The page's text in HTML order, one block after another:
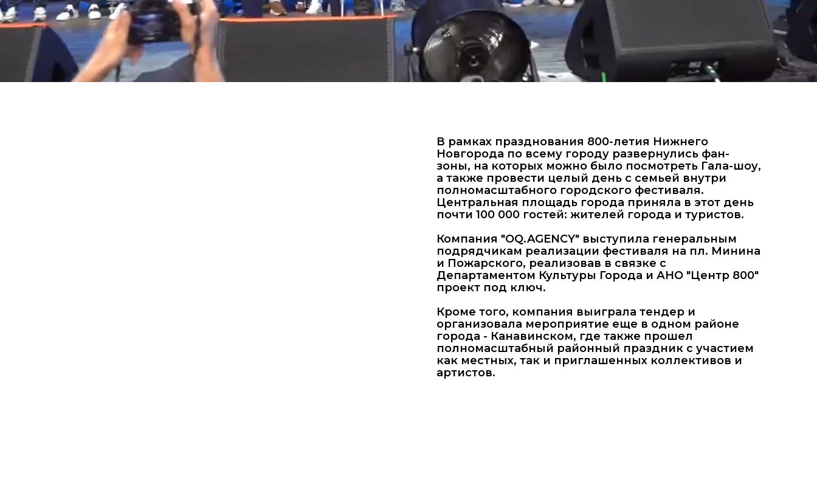
В рамках празднования 800-летия Нижнего
Новгорода по всему городу развернулись фан-
зоны, на которых можно было посмотреть Гала-шоу,
а также провести целый день с семьей внутри
полномасштабного городского фестиваля.
Центральная площадь города приняла в этот день
почти 100 000 гостей: жителей города и туристов.
Компания "OQ.AGENCY" выступила генеральным
подрядчикам реализации фестиваля на пл. Минина
и Пожарского, реализовав в связке с
Департаментом Культуры Города и АНО "Центр 800"
проект под ключ.
Кроме того, компания выиграла тендер и
организовала мероприятие еще в одном районе
города - Канавинском, где также прошел
полномасштабный районный праздник с участием
как местных, так и приглашенных коллективов и
артистов.